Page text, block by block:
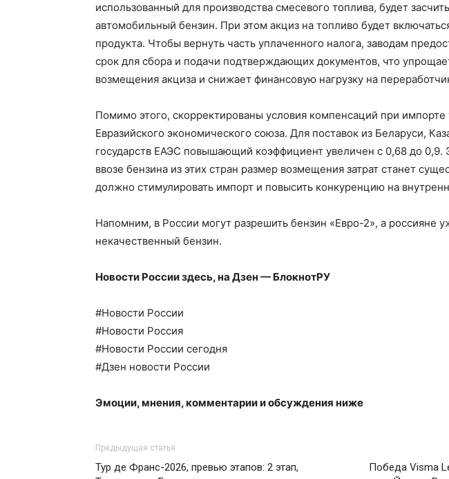
использованный для производства смесевого топлива, будет
автомобильный бензин. При этом акциз на топливо будет
продукта. Чтобы вернуть часть уплаченного налога, заводам
срок для сбора и подачи подтверждающих документов, что
возмещения акциза и снижает финансовую нагрузку на
Помимо этого, скорректированы условия компенсаций при импорте
Евразийского экономического союза. Для поставок из Беларуси,
государств ЕАЭС повышающий коэффициент увеличен с 0,68 до 0,9.
ввозе бензина из этих стран размер возмещения затрат станет
должно стимулировать импорт и повысить конкуренцию на
Напомним, в России могут разрешить бензин «Евро-2», а россияне
некачественный бензин.
Новости России здесь, на Дзен — БлокнотРУ
#Новости России
#Новости Россия
#Новости России сегодня
#Дзен новости России
Эмоции, мнения, комментарии и обсуждения ниже
Предыдущая статья
Тур де Франс-2026, превью этапов: 2 этап,
Победа Visma